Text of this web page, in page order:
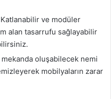
Katlanabilir ve modüler
alan tasarrufu sağlayabilir
mekanda oluşabilecek nemi
mobilyaların zarar